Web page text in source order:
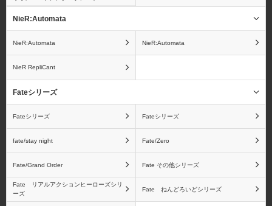
ルアクションヒーローズ
シリーズ
ション 大型スタチューシ
ワンピース フィギュア
ーツZEROシリーズ
ベジータ フリーザ
NieR:Automata
NieR:Automata NieR:Automata
NieR RepliCant
Fateシリーズ
Fateシリーズ Fateシリーズ
fate/stay night Fate/Zero
Fate/Grand Order Fate その他シリーズ
Fate リアルアクションヒーローズシリ
ーズ
Fate ねんどろいどシリーズ